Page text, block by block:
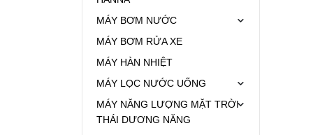
MÁY BƠM NƯỚC
MÁY BƠM RỬA XE
MÁY HÀN NHIỆT
MÁY LỌC NƯỚC UỐNG
MÁY NĂNG LƯỢNG MẶT TRỜI
THÁI DƯƠNG NĂNG